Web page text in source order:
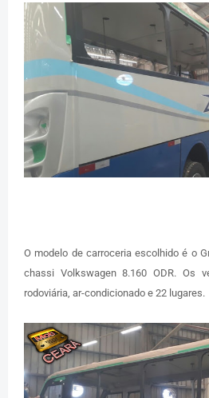
O modelo de carroceria escolhido é o
chassi Volkswagen 8.160 ODR. Os
rodoviária, ar-condicionado e 22 lugares.